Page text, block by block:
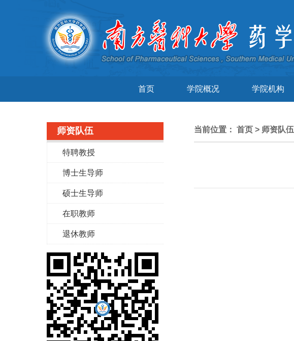
首页 学院概况 学院机构
师资队伍
特聘教授
博士生导师
硕士生导师
在职教师
退休教师
当前位置： 首页 > 师资队伍